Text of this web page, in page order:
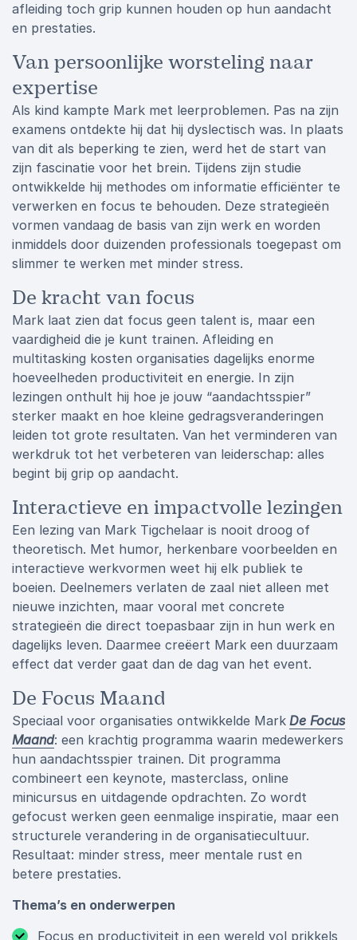
afleiding toch grip kunnen houden op hun aandacht
en prestaties.
Van persoonlijke worsteling naar
expertise
Als kind kampte Mark met leerproblemen. Pas na zijn
examens ontdekte hij dat hij dyslectisch was. In plaats
van dit als beperking te zien, werd het de start van
zijn fascinatie voor het brein. Tijdens zijn studie
ontwikkelde hij methodes om informatie efficiënter te
verwerken en focus te behouden. Deze strategieën
vormen vandaag de basis van zijn werk en worden
inmiddels door duizenden professionals toegepast om
slimmer te werken met minder stress.
De kracht van focus
Mark laat zien dat focus geen talent is, maar een
vaardigheid die je kunt trainen. Afleiding en
multitasking kosten organisaties dagelijks enorme
hoeveelheden productiviteit en energie. In zijn
lezingen onthult hij hoe je jouw “aandachtsspier”
sterker maakt en hoe kleine gedragsveranderingen
leiden tot grote resultaten. Van het verminderen van
werkdruk tot het verbeteren van leiderschap: alles
begint bij grip op aandacht.
Interactieve en impactvolle lezingen
Een lezing van Mark Tigchelaar is nooit droog of
theoretisch. Met humor, herkenbare voorbeelden en
interactieve werkvormen weet hij elk publiek te
boeien. Deelnemers verlaten de zaal niet alleen met
nieuwe inzichten, maar vooral met concrete
strategieën die direct toepasbaar zijn in hun werk en
dagelijks leven. Daarmee creëert Mark een duurzaam
effect dat verder gaat dan de dag van het event.
De Focus Maand
Speciaal voor organisaties ontwikkelde Mark De Focus
Maand: een krachtig programma waarin medewerkers
hun aandachtsspier trainen. Dit programma
combineert een keynote, masterclass, online
minicursus en uitdagende opdrachten. Zo wordt
gefocust werken geen eenmalige inspiratie, maar een
structurele verandering in de organisatiecultuur.
Resultaat: minder stress, meer mentale rust en
betere prestaties.
Thema’s en onderwerpen
Focus en productiviteit in een wereld vol prikkels